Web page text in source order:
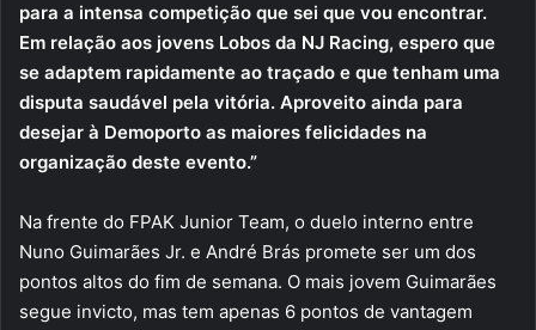
para a intensa competição que sei que vou encontrar.
Em relação aos jovens Lobos da NJ Racing, espero que
se adaptem rapidamente ao traçado e que tenham uma
disputa saudável pela vitória. Aproveito ainda para
desejar à Demoporto as maiores felicidades na
organização deste evento.”
Na frente do FPAK Junior Team, o duelo interno entre
Nuno Guimarães Jr. e André Brás promete ser um dos
pontos altos do fim de semana. O mais jovem Guimarães
segue invicto, mas tem apenas 6 pontos de vantagem